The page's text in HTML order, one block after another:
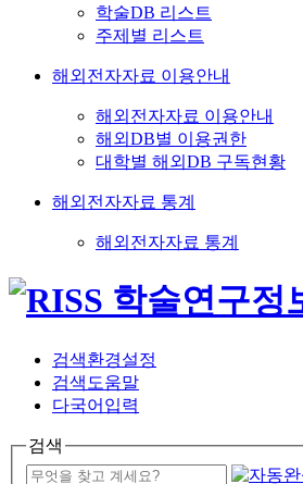
학술DB 리스트
주제별 리스트
해외전자자료 이용안내
해외전자자료 이용안내
해외DB별 이용권한
대학별 해외DB 구독현황
해외전자자료 통계
해외전자자료 통계
검색환경설정
검색도움말
다국어입력
검색